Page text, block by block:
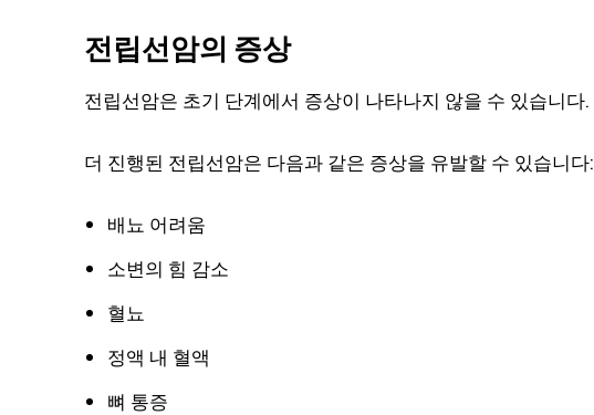
전립선암의 증상
전립선암은 초기 단계에서 증상이 나타나지 않을 수 있습니다.
더 진행된 전립선암은 다음과 같은 증상을 유발할 수 있습니다:
배뇨 어려움
소변의 힘 감소
혈뇨
정액 내 혈액
뼈 통증